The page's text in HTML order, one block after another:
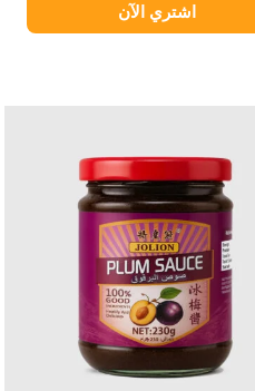
اشتري الآن
هو:
195 EGP.
هو: